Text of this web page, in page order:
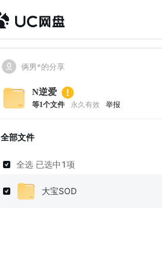
俩男*的分享
N逆爱
等1个文件 永久有效 举报
全部文件
全选 已选中 1项
大宝SOD